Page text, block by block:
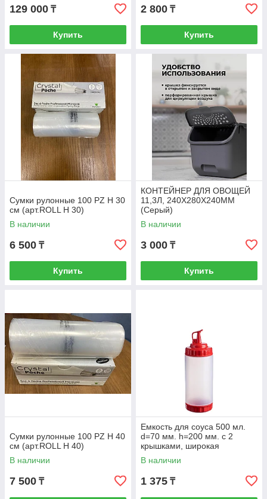
129 000 ₸
Купить
2 800 ₸
Купить
Сумки рулонные 100 PZ H 30
см (арт.ROLL H 30)
В наличии
6 500 ₸
Купить
КОНТЕЙНЕР ДЛЯ ОВОЩЕЙ
11,3Л, 240Х280Х240ММ
(Серый)
В наличии
3 000 ₸
Купить
Сумки рулонные 100 PZ H 40
см (арт.ROLL H 40)
В наличии
7 500 ₸
Емкость для соуса 500 мл.
d=70 мм. h=200 мм. с 2
крышками, широкая
прозрачная, крышки красны
GP /1/
В наличии
1 375 ₸